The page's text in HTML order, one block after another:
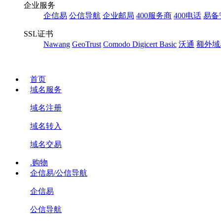
企业服务
企信易 公信导航 企业邮局 400服务商 400电话 易备
SSL证书
Nawang GeoTrust Comodo Digicert Basic 沃通 额外域
首页
域名服务
域名注册
域名转入
域名交易
.购物
企信易/公信导航
企信易
公信导航